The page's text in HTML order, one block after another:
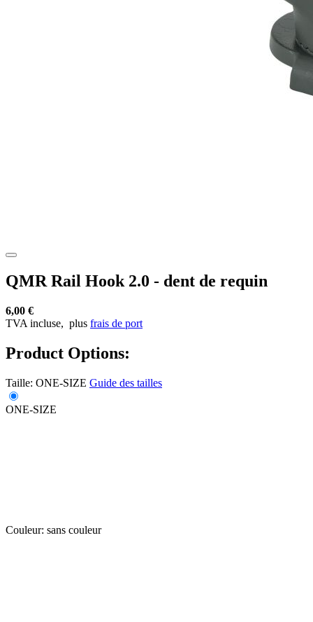
QMR Rail Hook 2.0 - dent de requin
6,00 €
TVA incluse, plus frais de port
Product Options:
Taille: ONE-SIZE Guide des tailles
ONE-SIZE
Couleur: sans couleur